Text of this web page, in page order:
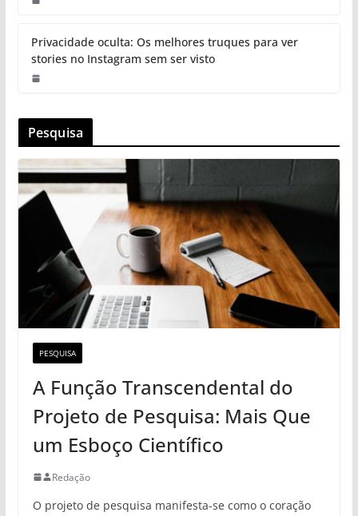
Privacidade oculta: Os melhores truques para ver
stories no Instagram sem ser visto
Pesquisa
PESQUISA
A Função Transcendental do
Projeto de Pesquisa: Mais Que
um Esboço Científico
Redação
O projeto de pesquisa manifesta-se como o coração